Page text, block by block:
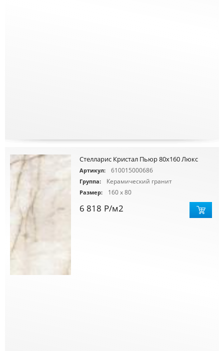
Стелларис Кристал Пьюр 80х160 Люкс
Артикул: 610015000686
Группа: Керамический гранит
Размер: 160 x 80
6 818 Р/м2